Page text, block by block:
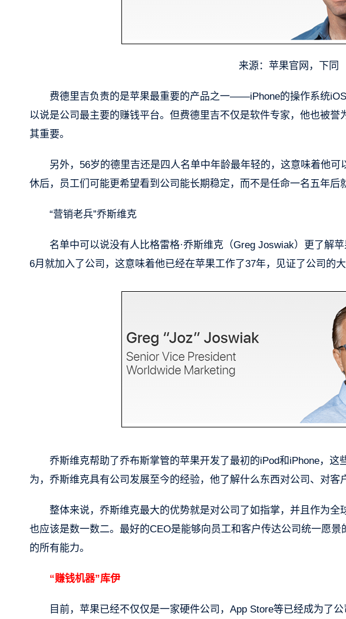
来源：苹果官网，下同
费德里吉负责的是苹果最重要的产品之一——iPhone的操作系统
以说是公司最主要的赚钱平台。但费德里吉不仅是软件专家，他也被
其重要。
另外，56岁的德里吉还是四人名单中年龄最年轻的，这意味着他
休后，员工们可能更希望看到公司能长期稳定，而不是任命一名五年后
“营销老兵”乔斯维克
名单中可以说没有人比格雷格·乔斯维克（Greg Joswiak）更了解
6月就加入了公司，这意味着他已经在苹果工作了37年，见证了公司的大
乔斯维克帮助了乔布斯掌管的苹果开发了最初的iPod和iPhone，
为，乔斯维克具有公司发展至今的经验，他了解什么东西对公司、对客
整体来说，乔斯维克最大的优势就是对公司了如指掌，并且作为
也应该是数一数二。最好的CEO是能够向员工和客户传达公司统一愿
的所有能力。
“赚钱机器”库伊
目前，苹果已经不仅仅是一家硬件公司，App Store等已经成为了